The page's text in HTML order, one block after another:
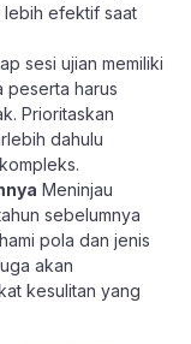
lebih efektif saat
sesi ujian memiliki
peserta harus
Prioritaskan
dahulu
Meninjau
sebelumnya
pola dan jenis
akan
kesulitan yang